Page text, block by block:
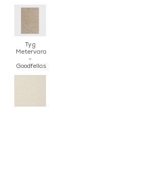
Tyg
Metervara
-
Goodfellas